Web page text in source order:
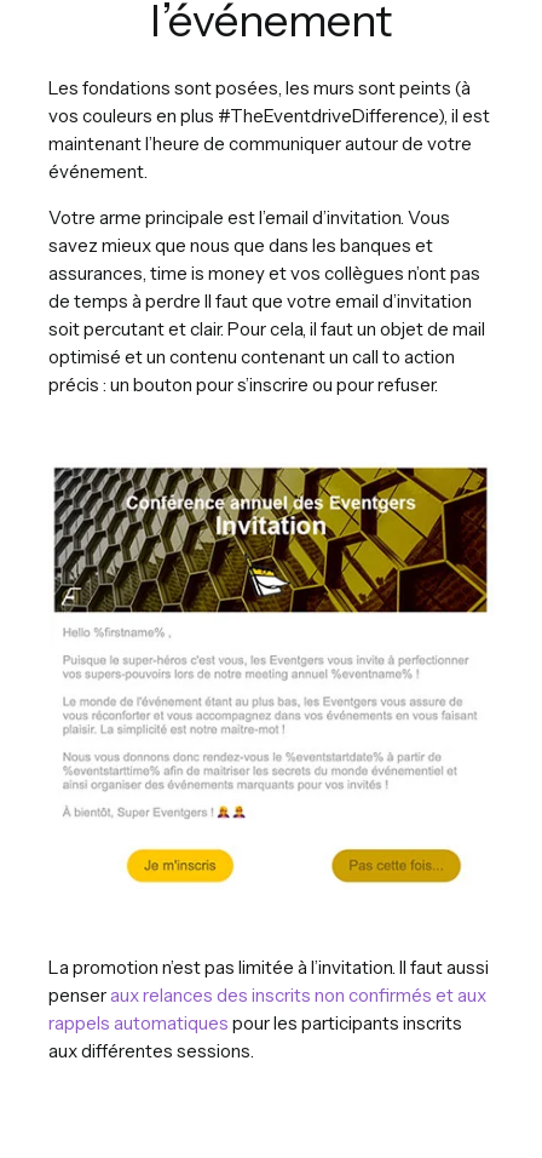
l’événement
Les fondations sont posées, les murs sont peints (à
vos couleurs en plus #TheEventdriveDifference), il est
maintenant l’heure de communiquer autour de votre
événement.
Votre arme principale est l’email d’invitation. Vous
savez mieux que nous que dans les banques et
assurances, time is money et vos collègues n’ont pas
de temps à perdre Il faut que votre email d’invitation
soit percutant et clair. Pour cela, il faut un objet de mail
optimisé et un contenu contenant un call to action
précis : un bouton pour s’inscrire ou pour refuser.
La promotion n’est pas limitée à l’invitation. Il faut aussi
penser aux relances des inscrits non confirmés et aux
rappels automatiques pour les participants inscrits
aux différentes sessions.